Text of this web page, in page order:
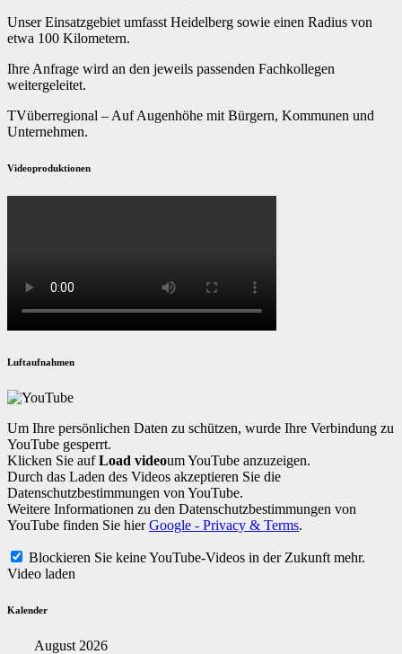
Unser Einsatzgebiet umfasst Heidelberg sowie einen Radius von
etwa 100 Kilometern.
Ihre Anfrage wird an den jeweils passenden Fachkollegen
weitergeleitet.
TVüberregional – Auf Augenhöhe mit Bürgern, Kommunen und
Unternehmen.
Videoproduktionen
Luftaufnahmen
Um Ihre persönlichen Daten zu schützen, wurde Ihre Verbindung zu
YouTube gesperrt.
Klicken Sie aufLoad videoum YouTube anzuzeigen.
Durch das Laden des Videos akzeptieren Sie die
Datenschutzbestimmungen von YouTube.
Weitere Informationen zu den Datenschutzbestimmungen von
YouTube finden Sie hierGoogle - Privacy & Terms.
Blockieren Sie keine YouTube-Videos in der Zukunft mehr.
Video laden
Kalender
August 2026